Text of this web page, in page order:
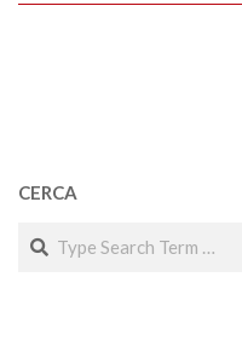
CERCA
Search